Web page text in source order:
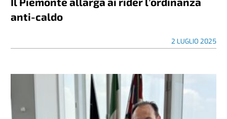
anti-caldo
2 LUGLIO 2025